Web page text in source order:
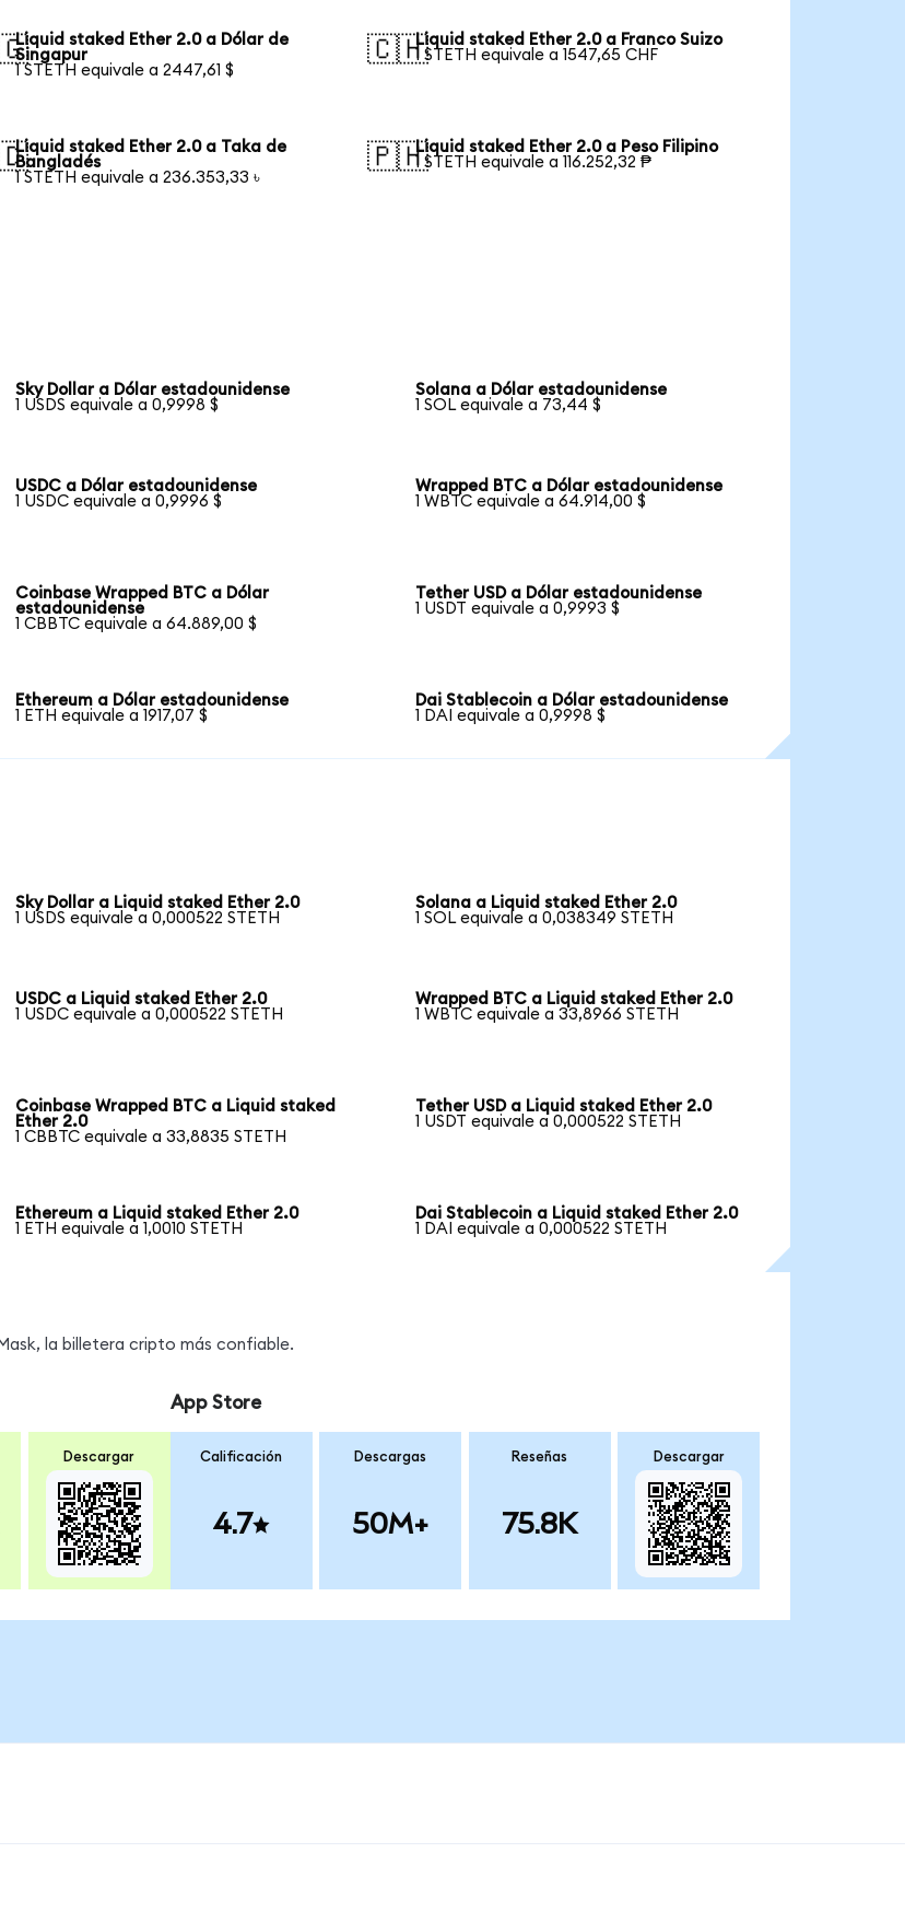
Liquid staked Ether 2.0 a Dólar de
Singapur
1 STETH equivale a 2447,61 $
🇨🇭Liquid staked Ether 2.0 a Franco Suizo
1 STETH equivale a 1547,65 CHF
Liquid staked Ether 2.0 a Taka de
Bangladés
1 STETH equivale a 236.353,33 ৳
🇵🇭Liquid staked Ether 2.0 a Peso Filipino
1 STETH equivale a 116.252,32 ₱
Sky Dollar a Dólar estadounidense
1 USDS equivale a 0,9998 $
Solana a Dólar estadounidense
1 SOL equivale a 73,44 $
USDC a Dólar estadounidense
1 USDC equivale a 0,9996 $
Wrapped BTC a Dólar estadounidense
1 WBTC equivale a 64.914,00 $
Coinbase Wrapped BTC a Dólar
estadounidense
1 CBBTC equivale a 64.889,00 $
Tether USD a Dólar estadounidense
1 USDT equivale a 0,9993 $
Ethereum a Dólar estadounidense
1 ETH equivale a 1917,07 $
Dai Stablecoin a Dólar estadounidense
1 DAI equivale a 0,9998 $
Sky Dollar a Liquid staked Ether 2.0
1 USDS equivale a 0,000522 STETH
Solana a Liquid staked Ether 2.0
1 SOL equivale a 0,038349 STETH
USDC a Liquid staked Ether 2.0
1 USDC equivale a 0,000522 STETH
Wrapped BTC a Liquid staked Ether 2.0
1 WBTC equivale a 33,8966 STETH
Coinbase Wrapped BTC a Liquid staked
Ether 2.0
1 CBBTC equivale a 33,8835 STETH
Tether USD a Liquid staked Ether 2.0
1 USDT equivale a 0,000522 STETH
Ethereum a Liquid staked Ether 2.0
1 ETH equivale a 1,0010 STETH
Dai Stablecoin a Liquid staked Ether 2.0
1 DAI equivale a 0,000522 STETH
la billetera cripto más confiable.
Descargar
App Store
Calificación
4.7
Descargas
50M+
Reseñas
75.8K
Descargar